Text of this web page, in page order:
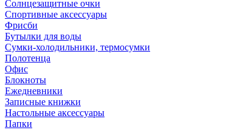
Солнцезащитные очки
Спортивные аксессуары
Фрисби
Бутылки для воды
Сумки-холодильники, термосумки
Полотенца
Офис
Блокноты
Ежедневники
Записные книжки
Настольные аксессуары
Папки